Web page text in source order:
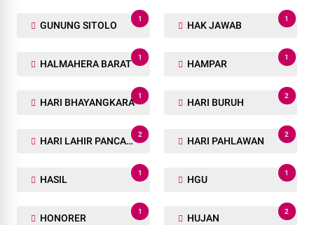
GUNUNG SITOLO
1
HAK JAWAB
1
HALMAHERA BARAT
1
HAMPAR
1
HARI BHAYANGKARA
1
HARI BURUH
2
HARI LAHIR PANCASILA
2
HARI PAHLAWAN
2
HASIL
1
HGU
1
HONORER
1
HUJAN
2